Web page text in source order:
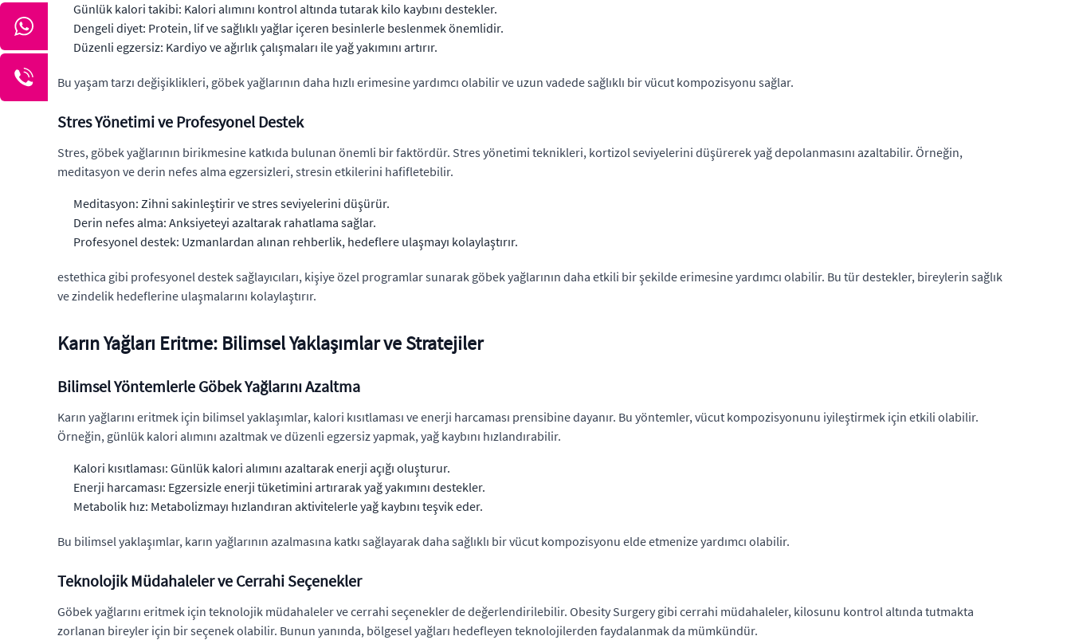
Günlük kalori takibi: Kalori alımını kontrol altında tutarak kilo kaybını destekler.
Dengeli diyet: Protein, lif ve sağlıklı yağlar içeren besinlerle beslenmek önemlidir.
Düzenli egzersiz: Kardiyo ve ağırlık çalışmaları ile yağ yakımını artırır.
Bu yaşam tarzı değişiklikleri, göbek yağlarının daha hızlı erimesine yardımcı olabilir ve uzun vadede sağlıklı bir vücut kompozisyonu sağlar.
Stres Yönetimi ve Profesyonel Destek
Stres, göbek yağlarının birikmesine katkıda bulunan önemli bir faktördür. Stres yönetimi teknikleri, kortizol seviyelerini düşürerek yağ depolanmasını azaltabilir. Örneğin,
meditasyon ve derin nefes alma egzersizleri, stresin etkilerini hafifletebilir.
Meditasyon: Zihni sakinleştirir ve stres seviyelerini düşürür.
Derin nefes alma: Anksiyeteyi azaltarak rahatlama sağlar.
Profesyonel destek: Uzmanlardan alınan rehberlik, hedeflere ulaşmayı kolaylaştırır.
estethica gibi profesyonel destek sağlayıcıları, kişiye özel programlar sunarak göbek yağlarının daha etkili bir şekilde erimesine yardımcı olabilir. Bu tür destekler, bireylerin sağlık
ve zindelik hedeflerine ulaşmalarını kolaylaştırır.
Karın Yağları Eritme: Bilimsel Yaklaşımlar ve Stratejiler
Bilimsel Yöntemlerle Göbek Yağlarını Azaltma
Karın yağlarını eritmek için bilimsel yaklaşımlar, kalori kısıtlaması ve enerji harcaması prensibine dayanır. Bu yöntemler, vücut kompozisyonunu iyileştirmek için etkili olabilir.
Örneğin, günlük kalori alımını azaltmak ve düzenli egzersiz yapmak, yağ kaybını hızlandırabilir.
Kalori kısıtlaması: Günlük kalori alımını azaltarak enerji açığı oluşturur.
Enerji harcaması: Egzersizle enerji tüketimini artırarak yağ yakımını destekler.
Metabolik hız: Metabolizmayı hızlandıran aktivitelerle yağ kaybını teşvik eder.
Bu bilimsel yaklaşımlar, karın yağlarının azalmasına katkı sağlayarak daha sağlıklı bir vücut kompozisyonu elde etmenize yardımcı olabilir.
Teknolojik Müdahaleler ve Cerrahi Seçenekler
Göbek yağlarını eritmek için teknolojik müdahaleler ve cerrahi seçenekler de değerlendirilebilir. Obesity Surgery gibi cerrahi müdahaleler, kilosunu kontrol altında tutmakta
zorlanan bireyler için bir seçenek olabilir. Bunun yanında, bölgesel yağları hedefleyen teknolojilerden faydalanmak da mümkündür.